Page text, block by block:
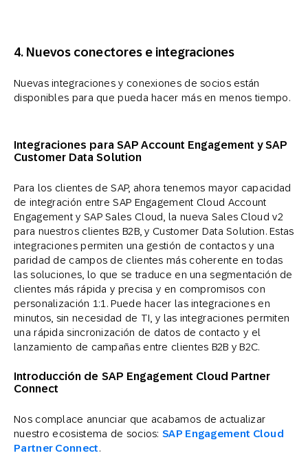
4. Nuevos conectores e integraciones
Nuevas integraciones y conexiones de socios están
disponibles para que pueda hacer más en menos tiempo.
Integraciones para SAP Account Engagement y SAP
Customer Data Solution
Para los clientes de SAP, ahora tenemos mayor capacidad
de integración entre SAP Engagement Cloud Account
Engagement y SAP Sales Cloud, la nueva Sales Cloud v2
para nuestros clientes B2B, y Customer Data Solution. Estas
integraciones permiten una gestión de contactos y una
paridad de campos de clientes más coherente en todas
las soluciones, lo que se traduce en una segmentación de
clientes más rápida y precisa y en compromisos con
personalización 1:1. Puede hacer las integraciones en
minutos, sin necesidad de TI, y las integraciones permiten
una rápida sincronización de datos de contacto y el
lanzamiento de campañas entre clientes B2B y B2C.
Introducción de SAP Engagement Cloud Partner
Connect
Nos complace anunciar que acabamos de actualizar
nuestro ecosistema de socios:SAP Engagement Cloud
Partner Connect.